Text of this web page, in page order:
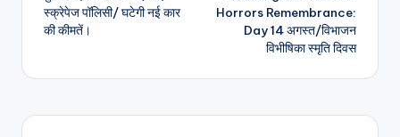
स्क्रेपेज पॉलिसी/ घटेगी नई कार
की कीमतें।
Horrors Remembrance:
Day 14 अगस्त/विभाजन
विभीषिका स्मृति दिवस